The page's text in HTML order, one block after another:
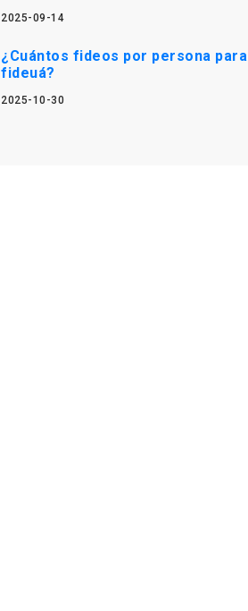
2025-09-14
¿Cuántos fideos por persona para
fideuá?
2025-10-30